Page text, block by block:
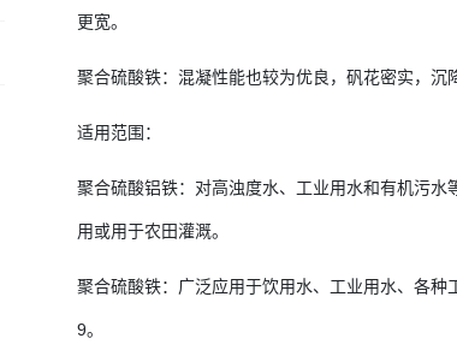
更宽。
聚合硫酸铁：混凝性能也较为优良，矾花密实，沉
适用范围：
聚合硫酸铝铁：对高浊度水、工业用水和有机污
用或用于农田灌溉。
聚合硫酸铁：广泛应用于饮用水、工业用水、各
9。